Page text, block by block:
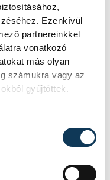
Ezenkívül
partnereinkkel
vonatkozó
más olyan
számukra vagy az
gyűjtöttek.